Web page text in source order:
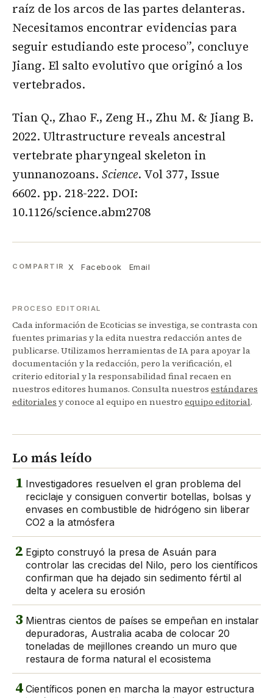
raíz de los arcos de las partes delanteras.
Necesitamos encontrar evidencias para
seguir estudiando este proceso”, concluye
Jiang. El salto evolutivo que originó a los
vertebrados.
Tian Q., Zhao F., Zeng H., Zhu M. & Jiang B.
2022. Ultrastructure reveals ancestral
vertebrate pharyngeal skeleton in
yunnanozoans. Science. Vol 377, Issue
6602. pp. 218-222. DOI:
10.1126/science.abm2708
COMPARTIR X Facebook Email
PROCESO EDITORIAL
Cada información de Ecoticias se investiga, se contrasta con
fuentes primarias y la edita nuestra redacción antes de
publicarse. Utilizamos herramientas de IA para apoyar la
documentación y la redacción, pero la verificación, el
criterio editorial y la responsabilidad final recaen en
nuestros editores humanos. Consulta nuestros estándares
editoriales y conoce al equipo en nuestro equipo editorial.
Lo más leído
1 Investigadores resuelven el gran problema del
reciclaje y consiguen convertir botellas, bolsas y
envases en combustible de hidrógeno sin liberar
CO2 a la atmósfera
2 Egipto construyó la presa de Asuán para
controlar las crecidas del Nilo, pero los científicos
confirman que ha dejado sin sedimento fértil al
delta y acelera su erosión
3 Mientras cientos de países se empeñan en instalar
depuradoras, Australia acaba de colocar 20
toneladas de mejillones creando un muro que
restaura de forma natural el ecosistema
4 Científicos ponen en marcha la mayor estructura